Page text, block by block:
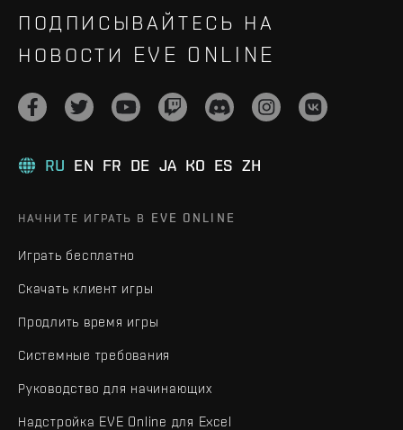
ПОДПИСЫВАЙТЕСЬ НА
НОВОСТИ EVE ONLINE
RU EN FR DE JA KO ES ZH
НАЧНИТЕ ИГРАТЬ В EVE ONLINE
Играть бесплатно
Скачать клиент игры
Продлить время игры
Системные требования
Руководство для начинающих
Надстройка EVE Online для Excel